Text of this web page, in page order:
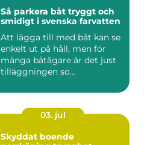
Så parkera båt tryggt och
smidigt i svenska farvatten
Att lägga till med båt kan se
enkelt ut på håll, men för
många båtägare är det just
tilläggningen so...
03. jul
Skyddat boende